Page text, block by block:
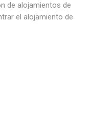
de alojamientos de
el alojamiento de